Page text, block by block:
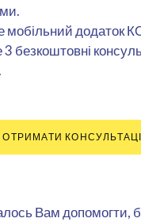
мобільний додаток
безкоштовні
ОТРИМАТИ
Вам допомогти,